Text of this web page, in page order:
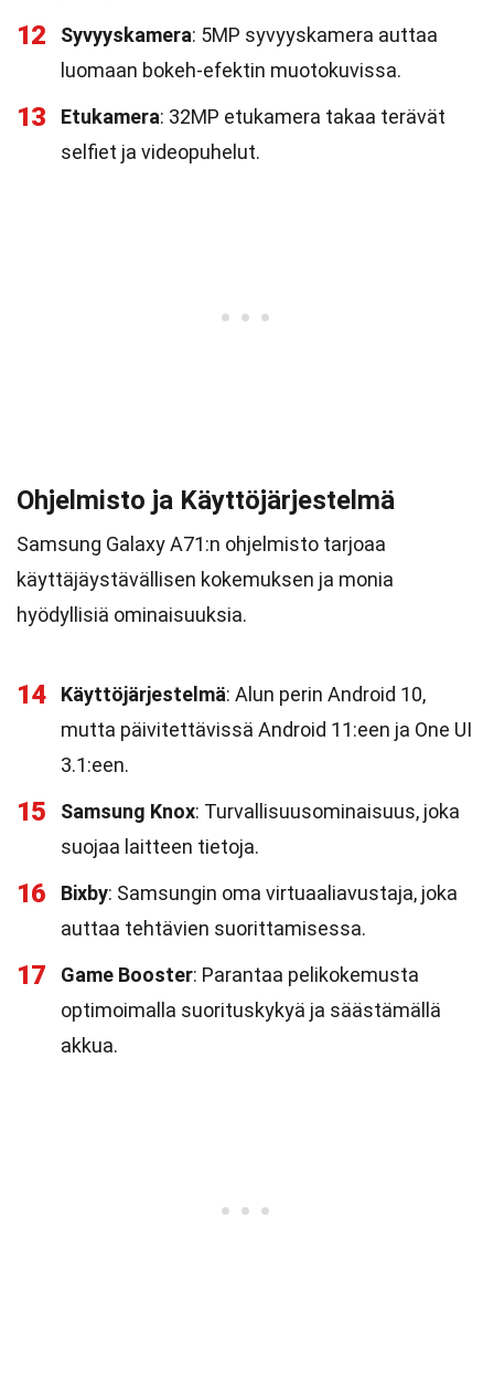
12 Syvyyskamera: 5MP syvyyskamera auttaa
luomaan bokeh-efektin muotokuvissa.
13 Etukamera: 32MP etukamera takaa terävät
selfiet ja videopuhelut.
Ohjelmisto ja Käyttöjärjestelmä
Samsung Galaxy A71:n ohjelmisto tarjoaa
käyttäjäystävällisen kokemuksen ja monia
hyödyllisiä ominaisuuksia.
14 Käyttöjärjestelmä: Alun perin Android 10,
mutta päivitettävissä Android 11:een ja One UI
3.1:een.
15 Samsung Knox: Turvallisuusominaisuus, joka
suojaa laitteen tietoja.
16 Bixby: Samsungin oma virtuaaliavustaja, joka
auttaa tehtävien suorittamisessa.
17 Game Booster: Parantaa pelikokemusta
optimoimalla suorituskykyä ja säästämällä
akkua.